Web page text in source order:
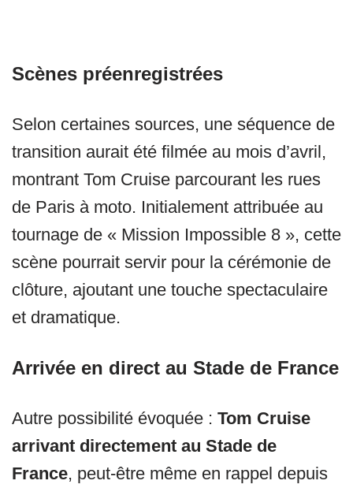
Scènes préenregistrées
Selon certaines sources, une séquence de
transition aurait été filmée au mois d’avril,
montrant Tom Cruise parcourant les rues
de Paris à moto. Initialement attribuée au
tournage de « Mission Impossible 8 », cette
scène pourrait servir pour la cérémonie de
clôture, ajoutant une touche spectaculaire
et dramatique.
Arrivée en direct au Stade de France
Autre possibilité évoquée : Tom Cruise
arrivant directement au Stade de
France, peut-être même en rappel depuis